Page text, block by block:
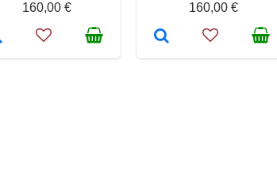
160,00 €
160,00 €